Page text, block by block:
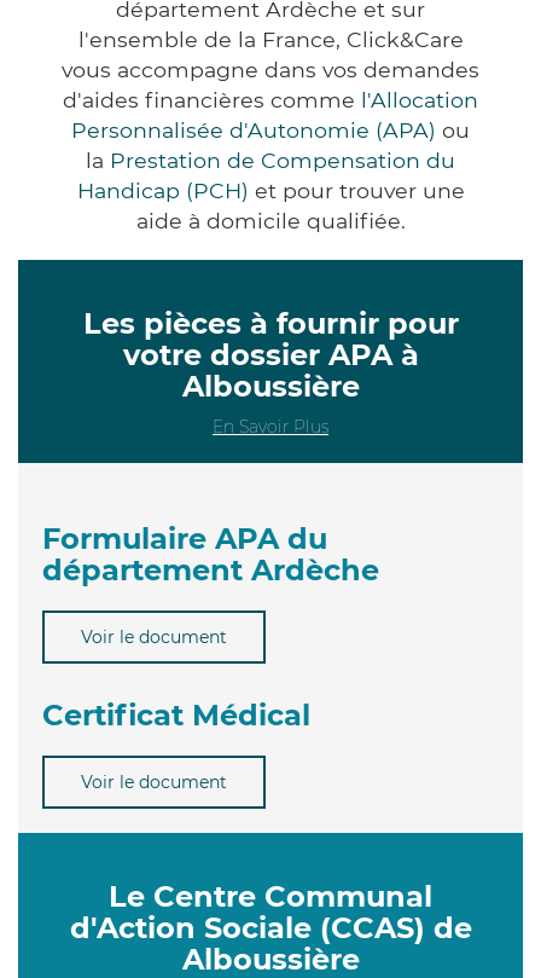
département Ardèche et sur
l'ensemble de la France, Click&Care
vous accompagne dans vos demandes
d'aides financières comme l'Allocation
Personnalisée d'Autonomie (APA) ou
la Prestation de Compensation du
Handicap (PCH) et pour trouver une
aide à domicile qualifiée.
Les pièces à fournir pour
votre dossier APA à
Alboussière
En Savoir Plus
Formulaire APA du
département Ardèche
Voir le document
Certificat Médical
Voir le document
Le Centre Communal
d'Action Sociale (CCAS) de
Alboussière